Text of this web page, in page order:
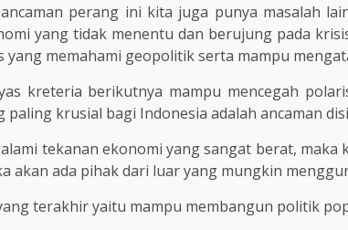
perang ini kita juga punya masalah
yang tidak menentu dan berujung pada
yang memahami geopolitik serta mampu
kreteria berikutnya mampu mencegah
paling krusial bagi Indonesia adalah ancaman
tekanan ekonomi yang sangat berat,
akan ada pihak dari luar yang mungkin
terakhir yaitu mampu membangun politik